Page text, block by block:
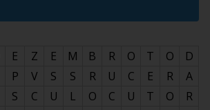
E Z E M B R O T O
D
P V S S R U C E R
A
S C U L O C U T O
R